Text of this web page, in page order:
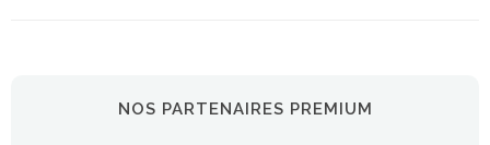
NOS PARTENAIRES PREMIUM